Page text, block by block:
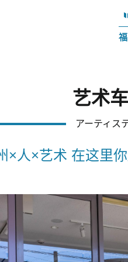
艺术
アーティス
×人×艺术 在这里